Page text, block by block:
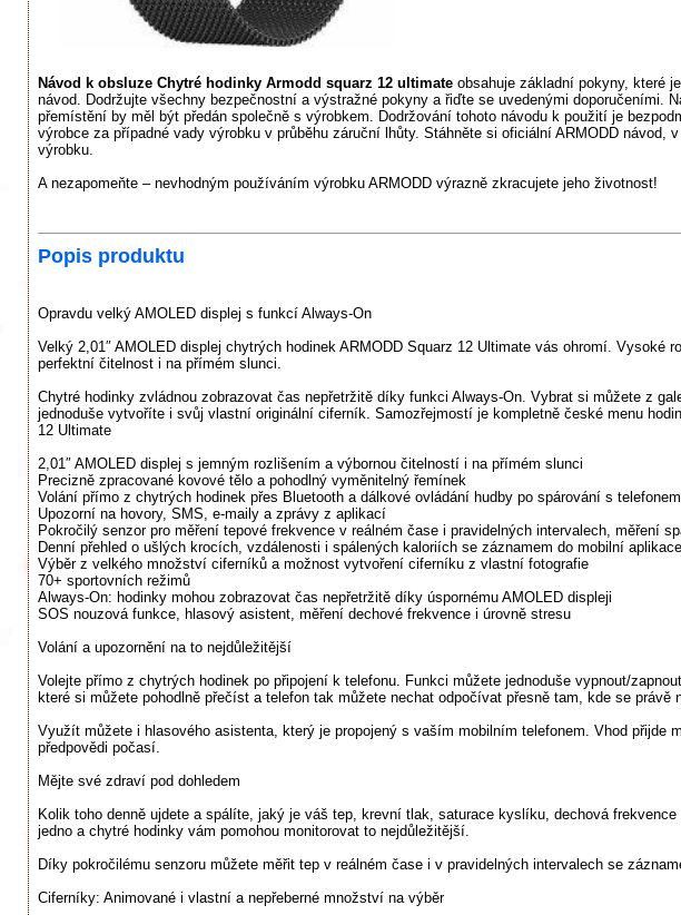
Návod k obsluze Chytré hodinky Armodd squarz 12 ultimate obsahuje základní pokyny, které
návod. Dodržujte všechny bezpečnostní a výstražné pokyny a řiďte se uvedenými doporučeními.
přemístění by měl být předán společně s výrobkem. Dodržování tohoto návodu k použití je
výrobce za případné vady výrobku v průběhu záruční lhůty. Stáhněte si oficiální ARMODD
výrobku.
A nezapomeňte – nevhodným používáním výrobku ARMODD výrazně zkracujete jeho životnost!
Popis produktu
Opravdu velký AMOLED displej s funkcí Always-On
Velký 2,01″ AMOLED displej chytrých hodinek ARMODD Squarz 12 Ultimate vás ohromí.
perfektní čitelnost i na přímém slunci.
Chytré hodinky zvládnou zobrazovat čas nepřetržitě díky funkci Always-On. Vybrat si můžete z
jednoduše vytvoříte i svůj vlastní originální ciferník. Samozřejmostí je kompletně české menu
12 Ultimate
2,01″ AMOLED displej s jemným rozlišením a výbornou čitelností i na přímém slunci
Precizně zpracované kovové tělo a pohodlný vyměnitelný řemínek
Volání přímo z chytrých hodinek přes Bluetooth a dálkové ovládání hudby po spárování s telefonem
Upozorní na hovory, SMS, e-maily a zprávy z aplikací
Pokročilý senzor pro měření tepové frekvence v reálném čase i pravidelných intervalech, měření
Denní přehled o ušlých krocích, vzdálenosti i spálených kaloriích se záznamem do mobilní aplikace
Výběr z velkého množství ciferníků a možnost vytvoření ciferníku z vlastní fotografie
70+ sportovních režimů
Always-On: hodinky mohou zobrazovat čas nepřetržitě díky úspornému AMOLED displeji
SOS nouzová funkce, hlasový asistent, měření dechové frekvence i úrovně stresu
Volání a upozornění na to nejdůležitější
Volejte přímo z chytrých hodinek po připojení k telefonu. Funkci můžete jednoduše vypnout/
které si můžete pohodlně přečíst a telefon tak můžete nechat odpočívat přesně tam, kde se právě
Využít můžete i hlasového asistenta, který je propojený s vaším mobilním telefonem. Vhod přijde
předpovědi počasí.
Mějte své zdraví pod dohledem
Kolik toho denně ujdete a spálíte, jaký je váš tep, krevní tlak, saturace kyslíku, dechová
jedno a chytré hodinky vám pomohou monitorovat to nejdůležitější.
Díky pokročilému senzoru můžete měřit tep v reálném čase i v pravidelných intervalech se
Ciferníky: Animované i vlastní a nepřeberné množství na výběr